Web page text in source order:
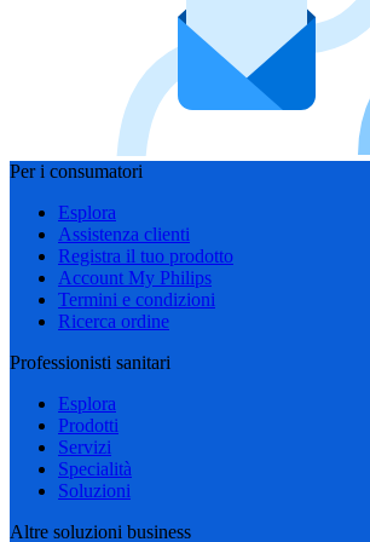
Per i consumatori
Esplora
Assistenza clienti
Registra il tuo prodotto
Account My Philips
Termini e condizioni
Ricerca ordine
Professionisti sanitari
Esplora
Prodotti
Servizi
Specialità
Soluzioni
Altre soluzioni business